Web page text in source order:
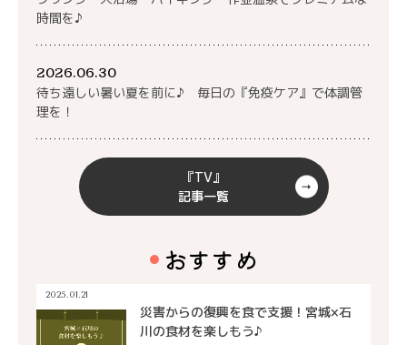
時間を♪
2026.06.30
待ち遠しい暑い夏を前に♪ 毎日の『免疫ケア』で体調管
理を！
『TV』
記事一覧
おすすめ
2025.01.21
災害からの復興を食で支援！宮城×石
川の食材を楽しもう♪